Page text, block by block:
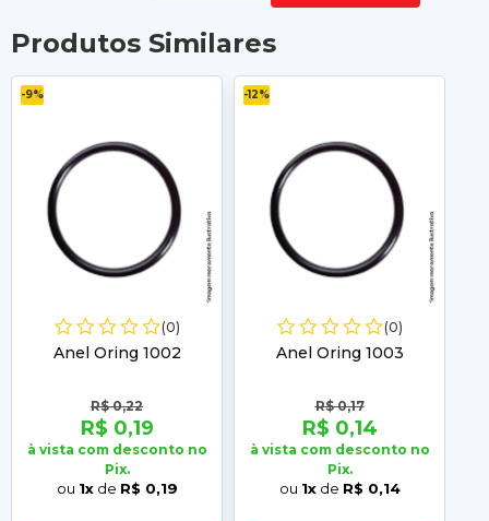
Produtos Similares
-9%
(0)
Anel Oring 1002
R$ 0,22
R$ 0,19
à vista com desconto no
Pix.
ou 1xde R$ 0,19
-12%
(0)
Anel Oring 1003
R$ 0,17
R$ 0,14
à vista com desconto no
Pix.
ou 1xde R$ 0,14